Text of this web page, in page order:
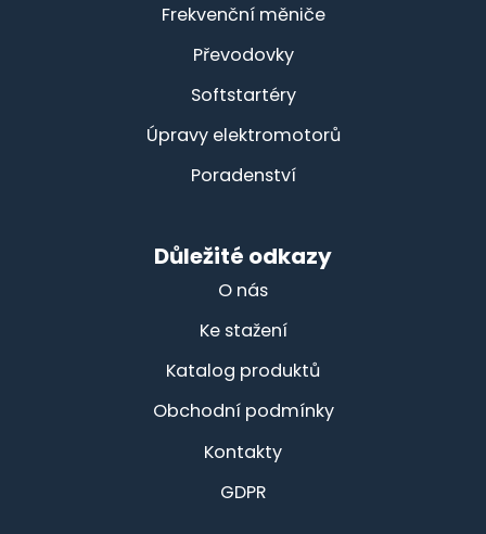
Frekvenční měniče
Převodovky
Softstartéry
Úpravy elektromotorů
Poradenství
Důležité odkazy
O nás
Ke stažení
Katalog produktů
Obchodní podmínky
Kontakty
GDPR